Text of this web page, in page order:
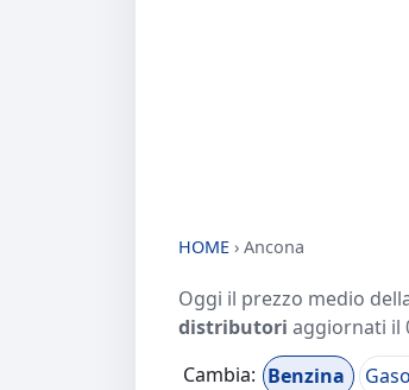
HOME › Ancona
Oggi il prezzo medio
distributori aggiornati il
Cambia: Benzina